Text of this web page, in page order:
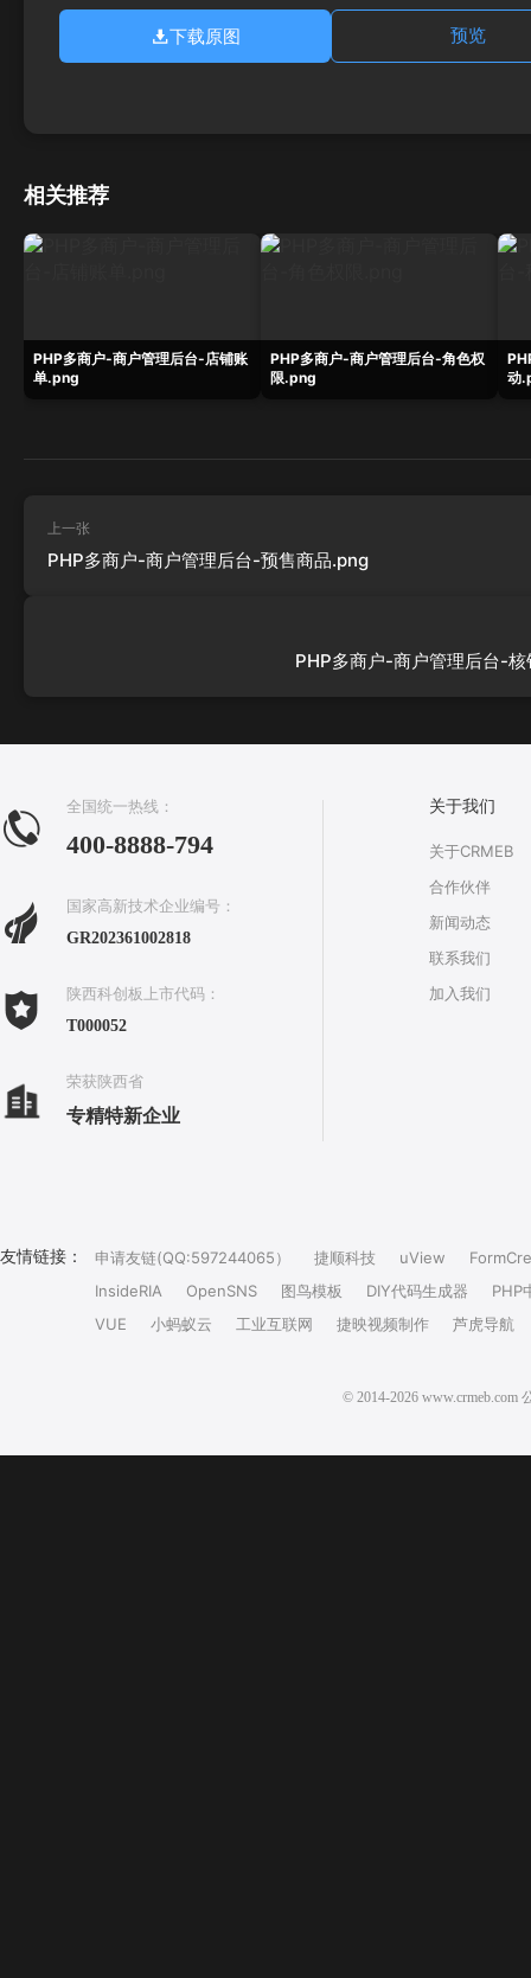
下载原图 预览
相关推荐
PHP多商户-商户管理后台-店铺账
单.png
PHP多商户-商户管理后台-角色权
限.png
动
上一张
PHP多商户-商户管理后台-预售商品.png
PHP多商户-商户管理后台-
全国统一热线：
400-8888-794
国家高新技术企业编号：
GR202361002818
陕西科创板上市代码：
T000052
荣获陕西省
专精特新企业
关于我们
关于CRMEB
合作伙伴
新闻动态
联系我们
加入我们
友情链接： 申请友链(QQ:597244065） 捷顺科技 uView
InsideRIA
OpenSNS 图鸟模板 DIY代码生成器
PHP
VUE
小蚂蚁云 工业互联网 捷映视频制作 芦虎导航
© 2014-2026